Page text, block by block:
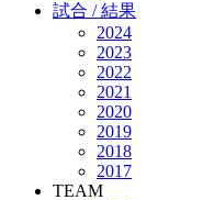
試合 / 結果
2024
2023
2022
2021
2020
2019
2018
2017
TEAM